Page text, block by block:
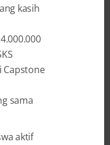
Lulusan
Rasa
terbaik
Rizky Perdana
alat,
dipecahkan.
peralatan
kasih
Capstone
sama
aktif